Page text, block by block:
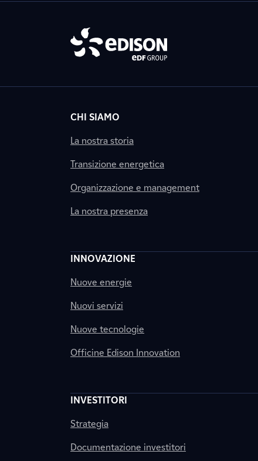
CHI SIAMO
La nostra storia
Transizione energetica
Organizzazione e management
La nostra presenza
INNOVAZIONE
Nuove energie
Nuovi servizi
Nuove tecnologie
Officine Edison Innovation
INVESTITORI
Strategia
Documentazione investitori